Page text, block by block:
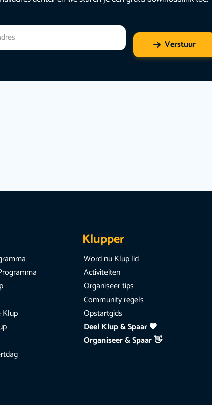
Verstuur
Klup
Klupper
Word nu Klup lid
Activiteiten
Organiseer tips
Community regels
Opstartgids
Deel Klup & Spaar 💙
Organiseer & Spaar 👋